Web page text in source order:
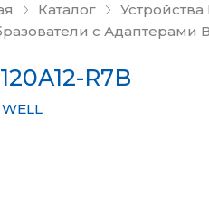
Каталог
с
R7B